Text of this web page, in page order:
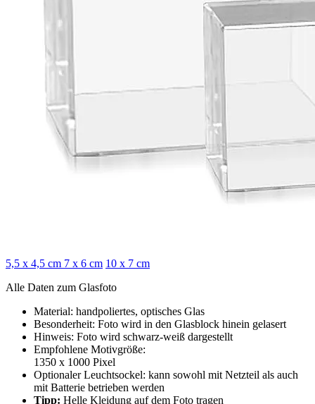
5,5 x 4,5 cm 7 x 6 cm 10 x 7 cm
Alle Daten zum Glasfoto
Material: handpoliertes, optisches Glas
Besonderheit: Foto wird in den Glasblock hinein gelasert
Hinweis: Foto wird schwarz-weiß dargestellt
Empfohlene Motivgröße:
1350 x 1000 Pixel
Optionaler Leuchtsockel: kann sowohl mit Netzteil als auch
mit Batterie betrieben werden
Tipp: Helle Kleidung auf dem Foto tragen